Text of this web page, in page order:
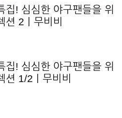
집! 심심한 야구팬들을 위
션 2｜무비비
집! 심심한 야구팬들을 위
션 1/2｜무비비